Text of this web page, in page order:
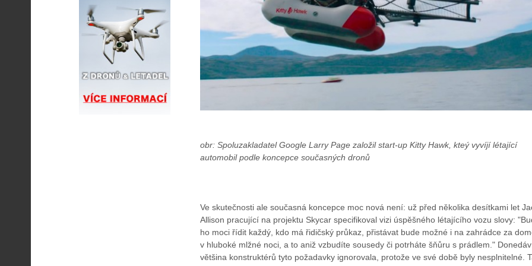
obr: Spoluzakladatel Google Larry Page založil start-up Kitty Hawk, kteý vyvíjí létající
automobil podle koncepce současných dronů
Ve skutečnosti ale současná koncepce moc nová není: už před několika desítkami let
Allison pracující na projektu Skycar specifikoval vizi úspěšného létajícího vozu slovy:
ho moci řídit každý, kdo má řidičský průkaz, přistávat bude možné i na zahrádce za
v hluboké mlžné noci, a to aniž vzbudíte sousedy či potrháte šňůru s prádlem."
většina konstruktérů tyto požadavky ignorovala, protože ve své době byly nesplnitelné.